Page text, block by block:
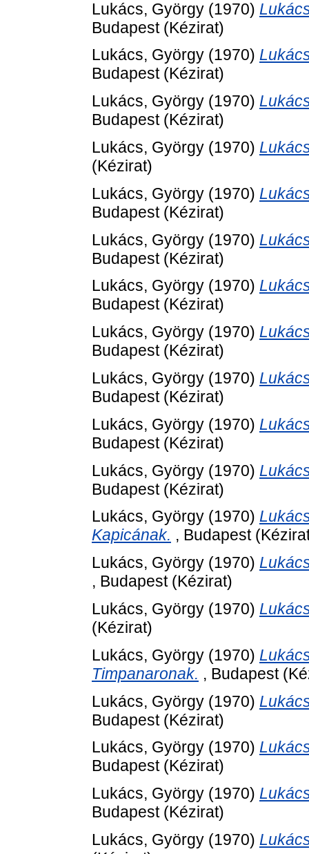
Lukács, György (1970)
Budapest (Kézirat)
Lukács, György (1970)
Budapest (Kézirat)
Lukács, György (1970)
Budapest (Kézirat)
Lukács, György (1970)
(Kézirat)
Lukács, György (1970)
Budapest (Kézirat)
Lukács, György (1970)
Budapest (Kézirat)
Lukács, György (1970)
Budapest (Kézirat)
Lukács, György (1970)
Budapest (Kézirat)
Lukács, György (1970)
Budapest (Kézirat)
Lukács, György (1970)
Budapest (Kézirat)
Lukács, György (1970)
Budapest (Kézirat)
Lukács, György (1970)
Kapicának. , Budapest
Lukács, György (1970)
, Budapest (Kézirat)
Lukács, György (1970)
(Kézirat)
Lukács, György (1970)
Timpanaronak. , Budapest
Lukács, György (1970)
Budapest (Kézirat)
Lukács, György (1970)
Budapest (Kézirat)
Lukács, György (1970)
Budapest (Kézirat)
Lukács, György (1970)